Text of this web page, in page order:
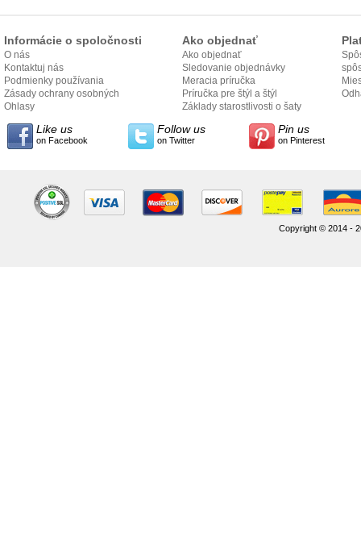
Informácie o spoločnosti
O nás
Kontaktuj nás
Podmienky používania
Zásady ochrany osobných
údajov
Ohlasy
Ako objednať
Ako objednať
Sledovanie objednávky
Meracia príručka
Príručka pre štýl a štýl
Základy starostlivosti o šaty
Like us
on Facebook
Follow us
on Twitter
Pin us
on Pinterest
Copyright © 2014 -